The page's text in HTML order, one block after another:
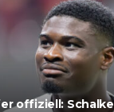
offiziell: